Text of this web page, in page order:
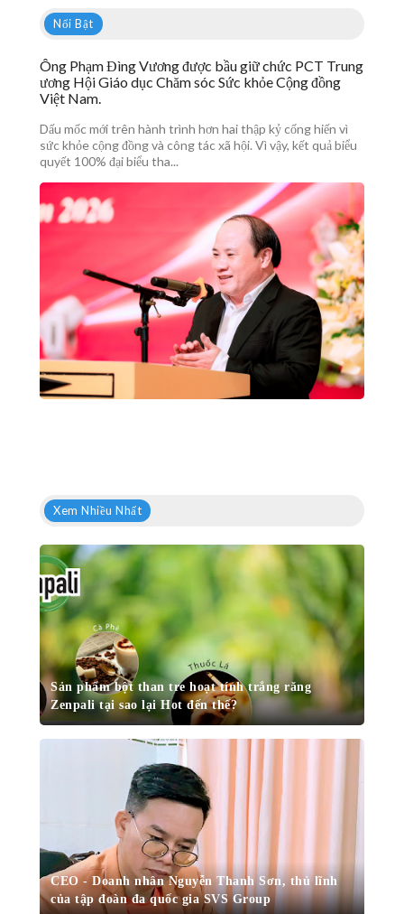
Nổi Bật
Ông Phạm Đìng Vương được bầu giữ chức PCT Trung
ương Hội Giáo dục Chăm sóc Sức khỏe Cộng đồng
Việt Nam.
Dấu mốc mới trên hành trình hơn hai thập kỷ cống hiến vì
sức khỏe cộng đồng và công tác xã hội. Vì vậy, kết quả biểu
quyết 100% đại biểu tha...
Xem Nhiều Nhất
Sản phẩm bột than tre hoạt tính trắng răng
Zenpali tại sao lại Hot đến thế?
CEO - Doanh nhân Nguyễn Thanh Sơn, thủ lĩnh
của tập đoàn đa quốc gia SVS Group